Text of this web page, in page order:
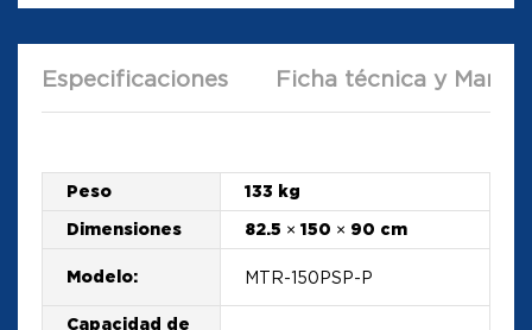
Especificaciones Ficha técnica y
Peso
133 kg
Dimensiones
82.5 × 150 × 90 cm
Modelo: MTR-150PSP-P
Capacidad de